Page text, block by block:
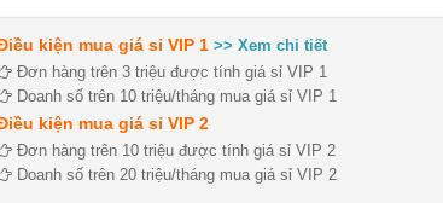
kiện mua giá sỉ VIP 1 >> Xem chi tiết
Đơn hàng trên 3 triệu được tính giá sỉ VIP 1
Doanh số trên 10 triệu/tháng mua giá sỉ VIP 1
kiện mua giá sỉ VIP 2
Đơn hàng trên 10 triệu được tính giá sỉ VIP 2
Doanh số trên 20 triệu/tháng mua giá sỉ VIP 2